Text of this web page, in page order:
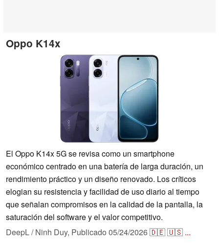
Oppo K14x
El Oppo K14x 5G se revisa como un smartphone
económico centrado en una batería de larga duración, un
rendimiento práctico y un diseño renovado. Los críticos
elogian su resistencia y facilidad de uso diario al tiempo
que señalan compromisos en la calidad de la pantalla, la
saturación del software y el valor competitivo.
DeepL / Ninh Duy, Publicado 05/24/2026🇩🇪🇺🇸 ...